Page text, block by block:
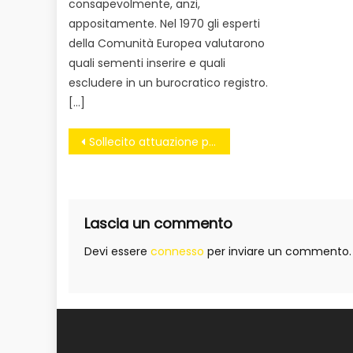
consapevolmente, anzi,
appositamente. Nel 1970 gli esperti
della Comunità Europea valutarono
quali sementi inserire e quali
escludere in un burocratico registro.
[…]
Navigazione
Sollecito attuazione progetto “MENOéMEGLIO” – Proposta istituzione”SPORTELLO ECOSCAMBIO”
Lascia un commento
Devi essere connesso per inviare un commento.